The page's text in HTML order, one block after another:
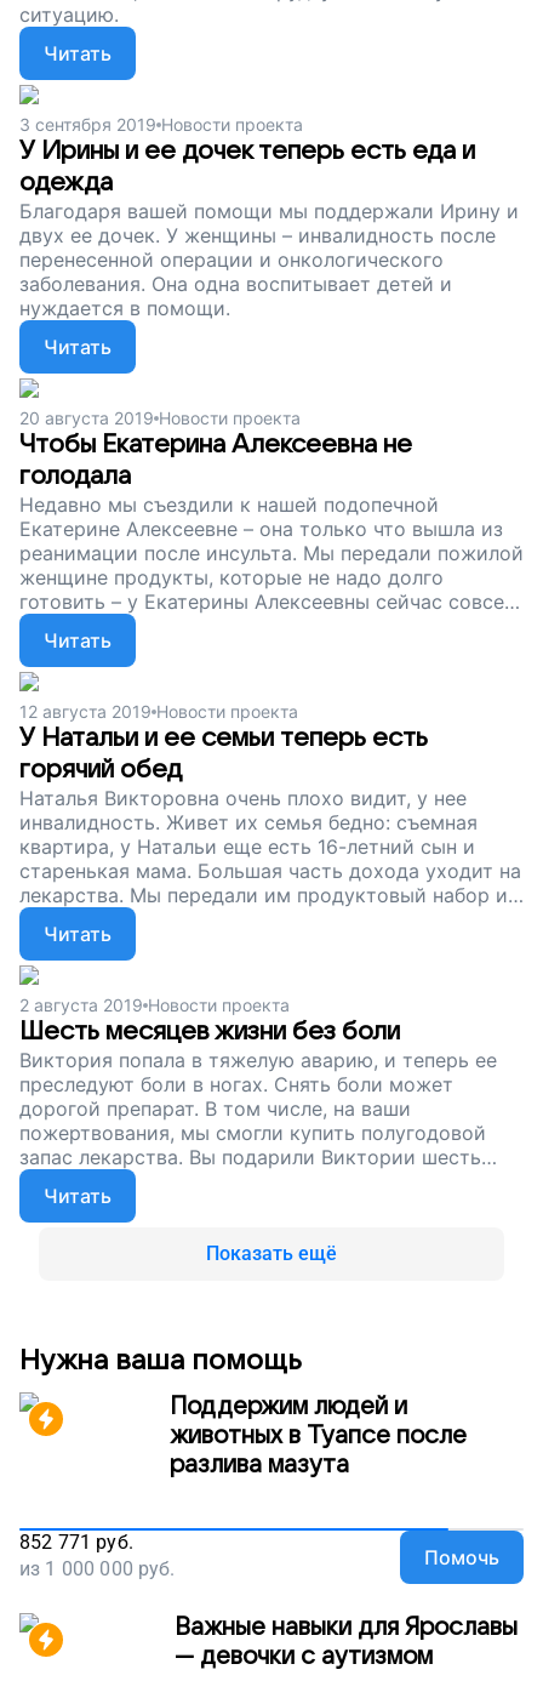
ситуацию.
Читать
3 сентября 2019 Новости проекта
У Ирины и ее дочек теперь есть еда и
одежда
Благодаря вашей помощи мы поддержали Ирину и
двух ее дочек. У женщины – инвалидность после
перенесенной операции и онкологического
заболевания. Она одна воспитывает детей и
нуждается в помощи.
Читать
20 августа 2019 Новости проекта
Чтобы Екатерина Алексеевна не
голодала
Недавно мы съездили к нашей подопечной
Екатерине Алексеевне – она только что вышла из
реанимации после инсульта. Мы передали пожилой
женщине продукты, которые не надо долго
готовить – у Екатерины Алексеевны сейчас совсем
мало сил. И мы продолжаем собирать деньги,
чтобы поддерживать одиноких стариков: покупать
им нужные продукты и лекарства. Подарите
бабушкам и дедушкам достойную старость,
поддержите наш проект!
Читать
12 августа 2019 Новости проекта
У Натальи и ее семьи теперь есть
горячий обед
Наталья Викторовна очень плохо видит, у нее
инвалидность. Живет их семья бедно: съемная
квартира, у Натальи еще есть 16-летний сын и
старенькая мама. Большая часть дохода уходит на
лекарства. Мы передали им продуктовый набор и
сейчас собираем деньги, чтобы систематически
оказывать помощь семьям, которые столкнулись с
крайней нуждой и не могут справиться с
трудностями сами. Поддержите наш проект!
Читать
2 августа 2019 Новости проекта
Шесть месяцев жизни без боли
Виктория попала в тяжелую аварию, и теперь ее
преследуют боли в ногах. Снять боли может
дорогой препарат. В том числе, на ваши
пожертвования, мы смогли купить полугодовой
запас лекарства. Вы подарили Виктории шесть
месяцев без боли. Сейчас мы продолжаем
собирать деньги, чтобы поддерживать одиноких
стариков, людей с нарушениями здоровья и тех,
кто оказался в беде. Поддержите наш проект!
Читать
Показать ещё
Нужна ваша помощь
Поддержим людей и
животных в Туапсе после
разлива мазута
852 771 руб.
из 1 000 000 руб. Помочь
Важные навыки для Ярославы
— девочки с аутизмом